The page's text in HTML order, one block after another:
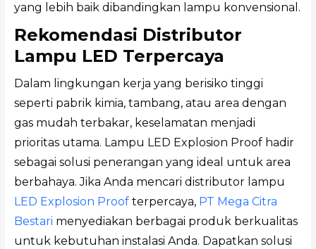
yang lebih baik dibandingkan lampu konvensional.
Rekomendasi Distributor
Lampu LED Terpercaya
Dalam lingkungan kerja yang berisiko tinggi
seperti pabrik kimia, tambang, atau area dengan
gas mudah terbakar, keselamatan menjadi
prioritas utama. Lampu LED Explosion Proof hadir
sebagai solusi penerangan yang ideal untuk area
berbahaya. Jika Anda mencari distributor lampu
LED Explosion Proofterpercaya, PT Mega Citra
Bestari menyediakan berbagai produk berkualitas
untuk kebutuhan instalasi Anda. Dapatkan solusi